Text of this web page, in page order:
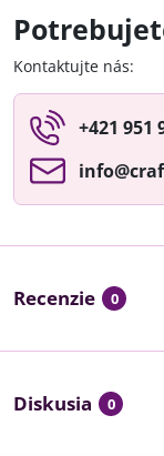
Kontaktujte nás:
+421 951
Recenzie 0
Diskusia 0